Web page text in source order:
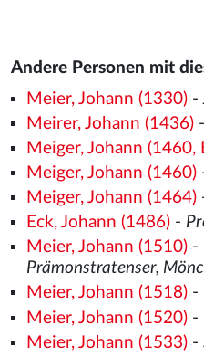
Andere Personen mit
Meier, Johann (1330)-
Meirer, Johann (1436)-
Meiger, Johann (1460,
Meiger, Johann (1460)
Meiger, Johann (1464)
Eck, Johann (1486)-
Meier, Johann (1510)-
Prämonstratenser,
Meier, Johann (1518)-
Meier, Johann (1520)-
Meier, Johann (1533)-